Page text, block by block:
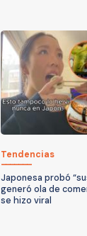
Tendencias
Japonesa probó
generó ola de
se hizo viral